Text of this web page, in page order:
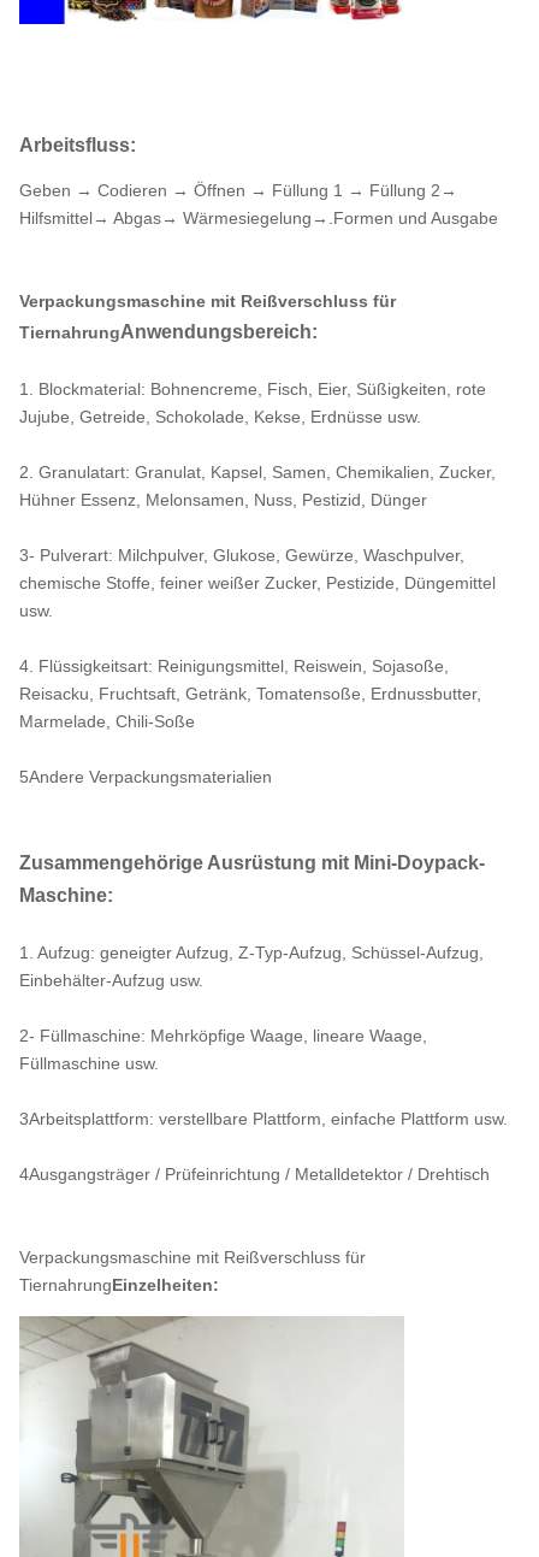
9 Luftverbrauch
(Standardmaschine, keine
zusätzliche Funktion)
der Verpackung
ohne Rauchbehandlung)
Arbeitsfluss:
Geben → Codieren → Öffnen → Füllung 1 → Füllung 2→
Hilfsmittel→ Abgas→ Wärmesiegelung→.Formen und Ausgabe
Verpackungsmaschine mit Reißverschluss für
TiernahrungAnwendungsbereich:
1. Blockmaterial: Bohnencreme, Fisch, Eier, Süßigkeiten, rote
Jujube, Getreide, Schokolade, Kekse, Erdnüsse usw.
2. Granulatart: Granulat, Kapsel, Samen, Chemikalien, Zucker,
Hühner Essenz, Melonsamen, Nuss, Pestizid, Dünger
3- Pulverart: Milchpulver, Glukose, Gewürze, Waschpulver,
chemische Stoffe, feiner weißer Zucker, Pestizide, Düngemittel
usw.
4. Flüssigkeitsart: Reinigungsmittel, Reiswein, Sojasoße,
Reisacku, Fruchtsaft, Getränk, Tomatensoße, Erdnussbutter,
Marmelade, Chili-Soße
5Andere Verpackungsmaterialien
Zusammengehörige Ausrüstung mit Mini-Doypack-
Maschine:
1. Aufzug: geneigter Aufzug, Z-Typ-Aufzug, Schüssel-Aufzug,
Einbehälter-Aufzug usw.
2- Füllmaschine: Mehrköpfige Waage, lineare Waage,
Füllmaschine usw.
3Arbeitsplattform: verstellbare Plattform, einfache Plattform usw.
4Ausgangsträger / Prüfeinrichtung / Metalldetektor / Drehtisch
Verpackungsmaschine mit Reißverschluss für
TiernahrungEinzelheiten: